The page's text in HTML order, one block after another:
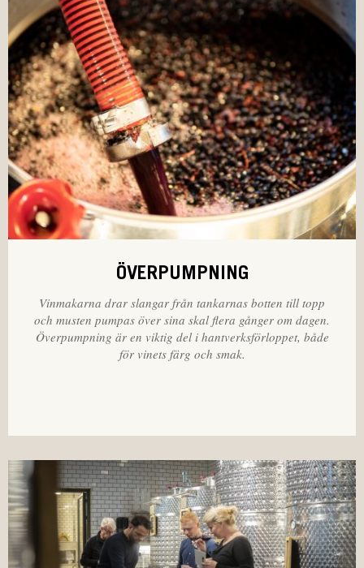
ÖVERPUMPNING
Vinmakarna drar slangar från tankarnas botten till topp
och musten pumpas över sina skal flera gånger om dagen.
Överpumpning är en viktig del i hantverksförloppet, både
för vinets färg och smak.